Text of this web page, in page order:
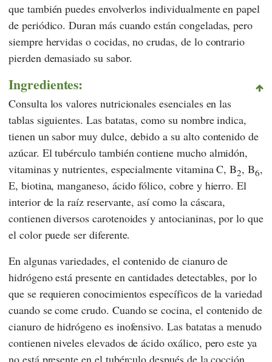
que también puedes envolverlos individualmente en papel
de periódico. Duran más cuando están congeladas, pero
siempre hervidas o cocidas, no crudas, de lo contrario
pierden demasiado su sabor.
Ingredientes:
Consulta los valores nutricionales esenciales en las
tablas siguientes. Las batatas, como su nombre indica,
tienen un sabor muy dulce, debido a su alto contenido de
azúcar. El tubérculo también contiene mucho almidón,
vitaminas y nutrientes, especialmente vitamina C, B2, B6,
E, biotina, manganeso, ácido fólico, cobre y hierro. El
interior de la raíz reservante, así como la cáscara,
contienen diversos carotenoides y antocianinas, por lo que
el color puede ser diferente.
En algunas variedades, el contenido de cianuro de
hidrógeno está presente en cantidades detectables, por lo
que se requieren conocimientos específicos de la variedad
cuando se come crudo. Cuando se cocina, el contenido de
cianuro de hidrógeno es inofensivo. Las batatas a menudo
contienen niveles elevados de ácido oxálico, pero este ya
no está presente en el tubérculo después de la cocción,